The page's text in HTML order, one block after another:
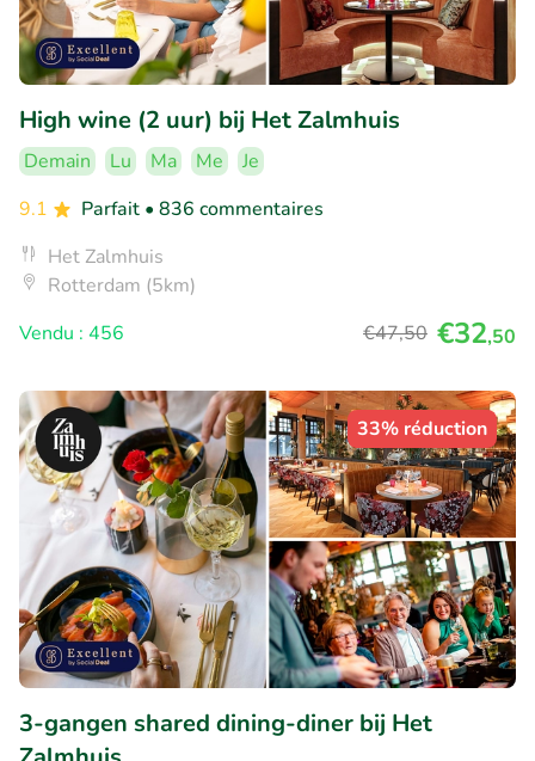
High wine (2 uur) bij Het Zalmhuis
Demain Lu Ma Me
Je
9.1
Parfait • 836 commentaires
Het Zalmhuis
Rotterdam (5km)
Vendu : 456
€47,50 €32,50
33% réduction
3-gangen shared dining-diner bij Het